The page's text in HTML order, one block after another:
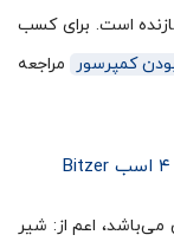
است. برای کسب
کمپرسور
مراجعه
می‌باشد، اعم از: شیر